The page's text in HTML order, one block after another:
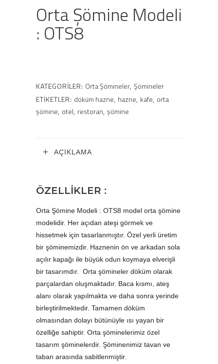
Orta Şömine Modeli
: OTS8
KATEGORILER: Orta Şömineler, Şömineler
ETIKETLER: döküm hazne, hazne, kafe, orta
şömine, otel, restoran, şömine
AÇIKLAMA
ÖZELLİKLER :
Orta Şömine Modeli : OTS8 model orta şömine
modelidir. Her açıdan ateşi görmek ve
hissetmek için tasarlanmıştır. Özel yerli üretim
bir şöminemizdir. Haznenin ön ve arkadan sola
açılır kapağı ile büyük odun koymaya elverişli
bir tasarımdır. Orta şömineler döküm olarak
parçalardan oluşmaktadır. Baca kısmı, ateş
alanı olarak yapılmakta ve daha sonra yerinde
birleştirilmektedir. Tamamen döküm
olmasından dolayı bütünüyle ısı yayan bir
özelliğe sahiptir. Orta şöminelerimiz özel
tasarım şöminelerdir. Şöminenimiz tavan ve
taban arasında sabitlenmiştir.